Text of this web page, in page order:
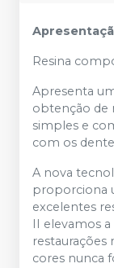
Resina
Apresenta
obtenção de
simples e
com os
A nova
proporciona
excelentes
II elevamos
restaurações
cores nunca